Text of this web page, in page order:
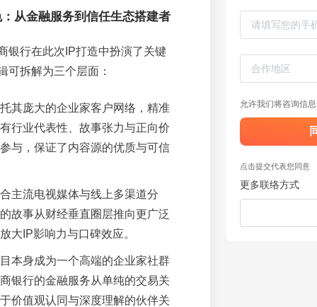
从金融服务到信任生态搭建者
银行在此次IP打造中扮演了关键
可拆解为三个层面：
其庞大的企业家客户网络，精准
行业代表性、故事张力与正向价
与，保证了内容源的优质与可信
主流电视媒体与线上多渠道分
故事从财经垂直圈层推向更广泛
大IP影响力与口碑效应。
本身成为一个高端的企业家社群
银行的金融服务从单纯的交易关
价值观认同与深度理解的伙伴关
允许我们将咨询信
点击提交代表您同意
更多联络方式